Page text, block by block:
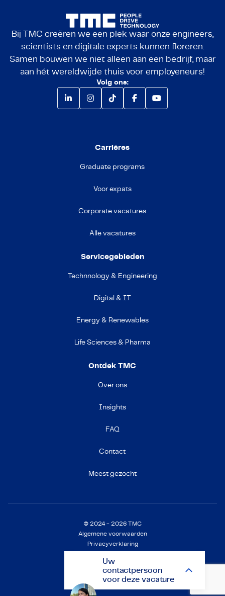
Uw
contactpersoon
voor deze vacature
Bij TMC creëren we een plek waar onze engineers,
scientists en digitale experts kunnen floreren.
Samen bouwen we niet alleen aan een bedrijf, maar
aan hét wereldwijde thuis voor employeneurs!
Volg ons:
Carrières
Graduate programs
Voor expats
Corporate vacatures
Alle vacatures
Servicegebieden
Technnology & Engineering
Digital & IT
Energy & Renewables
Life Sciences & Pharma
Ontdek TMC
Over ons
Insights
FAQ
Contact
Meest gezocht
© 2024 - 2026 TMC
Algemene voorwaarden
Privacyverklaring
Instellingen